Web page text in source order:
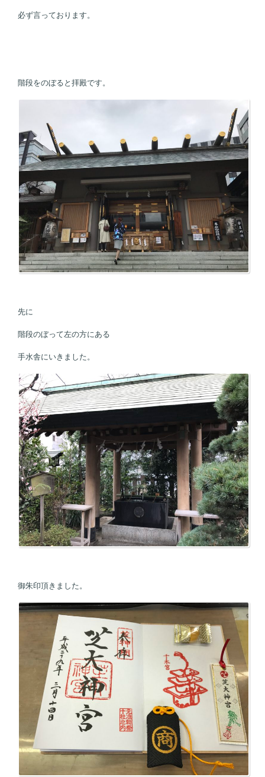
必ず言っております。
階段をのぼると拝殿です。
先に
階段のぼって左の方にある
手水舎にいきました。
御朱印頂きました。